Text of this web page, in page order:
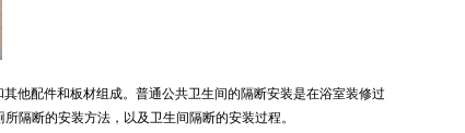
他配件和板材组成。普通公共卫生间的隔断安装是在浴室装修过
所隔断的安装方法 ，以及卫生间隔断的安装过程。